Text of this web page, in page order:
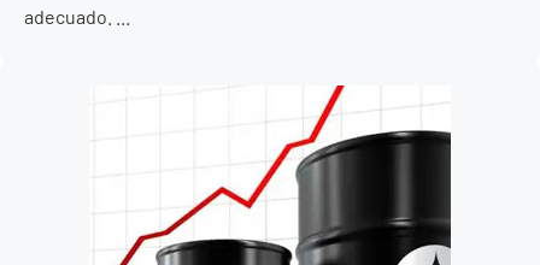
adecuado. ...